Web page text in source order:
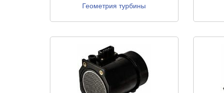
Геометрия турбины